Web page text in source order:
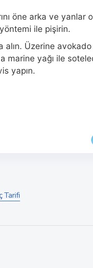
öne arka ve yanlar
ile pişirin.
alın. Üzerine
marine yağı ile
yapın.
Tarifi